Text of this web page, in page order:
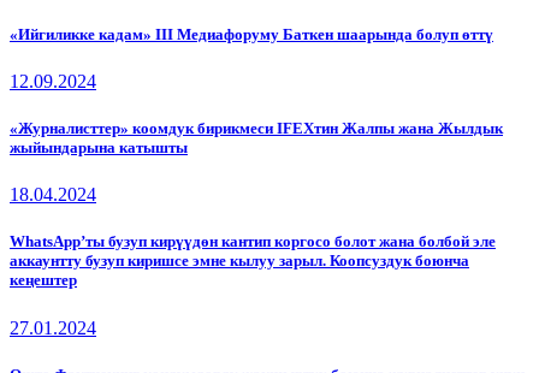
«Ийгиликке кадам» III Медиафоруму Баткен шаарында болуп өттү
12.09.2024
«Журналисттер» коомдук бирикмеси IFEXтин Жалпы жана Жылдык
жыйындарына катышты
18.04.2024
WhatsApp’ты бузуп кирүүдөн кантип коргосо болот жана болбой эле
аккаунтту бузуп киришсе эмне кылуу зарыл. Коопсуздук боюнча
кеңештер
27.01.2024